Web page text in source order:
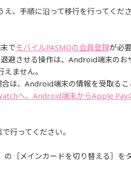
、手順に沿って移行を行ってくださ
でモバイルPASMOの会員登録が必
避させる操作は、Android端末の
ません。
は、Android端末の情報を受取る
へ、Android端末からApple Pay
行ってください。
の［メインカードを切り替える］を